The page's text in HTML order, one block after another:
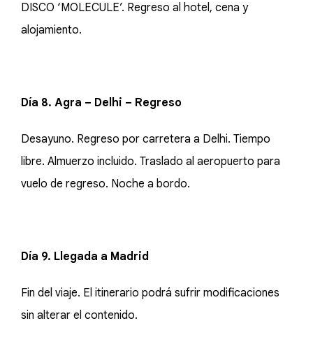
DISCO ‘MOLECULE’. Regreso al hotel, cena y
alojamiento.
Día 8. Agra – Delhi – Regreso
Desayuno. Regreso por carretera a Delhi. Tiempo
libre. Almuerzo incluido. Traslado al aeropuerto para
vuelo de regreso. Noche a bordo.
Día 9. Llegada a Madrid
Fin del viaje. El itinerario podrá sufrir modificaciones
sin alterar el contenido.